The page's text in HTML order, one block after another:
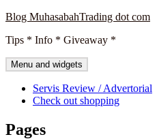
Skip
content
Blog MuhasabahTrading dot com
Tips * Info * Giveaway *
Menu and widgets
Servis Review / Advertorial
Check out shopping
Pages